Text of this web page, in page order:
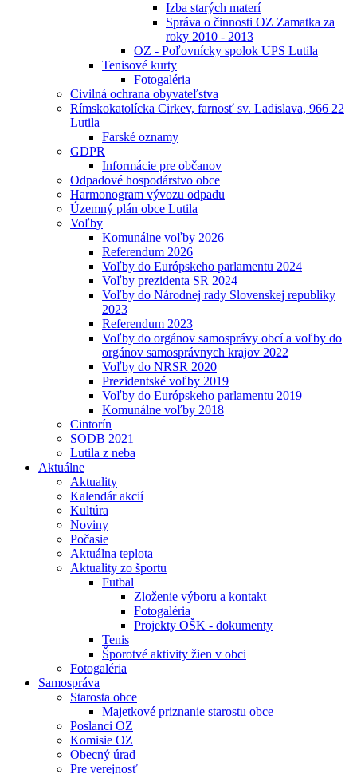
Izba starých materí
Správa o činnosti OZ Zamatka za
roky 2010 - 2013
OZ - Poľovnícky spolok UPS Lutila
Tenisové kurty
Fotogaléria
Civilná ochrana obyvateľstva
Rímskokatolícka Cirkev, farnosť sv. Ladislava, 966 22
Lutila
Farské oznamy
GDPR
Informácie pre občanov
Odpadové hospodárstvo obce
Harmonogram vývozu odpadu
Územný plán obce Lutila
Voľby
Komunálne voľby 2026
Referendum 2026
Voľby do Európskeho parlamentu 2024
Voľby prezidenta SR 2024
Voľby do Národnej rady Slovenskej republiky
2023
Referendum 2023
Voľby do orgánov samosprávy obcí a voľby do
orgánov samosprávnych krajov 2022
Voľby do NRSR 2020
Prezidentské voľby 2019
Voľby do Európskeho parlamentu 2019
Komunálne voľby 2018
Cintorín
SODB 2021
Lutila z neba
Aktuálne
Aktuality
Kalendár akcií
Kultúra
Noviny
Počasie
Aktuálna teplota
Aktuality zo športu
Futbal
Zloženie výboru a kontakt
Fotogaléria
Projekty OŠK - dokumenty
Tenis
Šporotvé aktivity žien v obci
Fotogaléria
Samospráva
Starosta obce
Majetkové priznanie starostu obce
Poslanci OZ
Komisie OZ
Obecný úrad
Pre verejnosť